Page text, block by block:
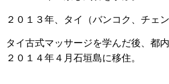
２０１３年、タイ（バンコク、チェ
タイ古式マッサージを学んだ後、都
２０１４年４月石垣島に移住。